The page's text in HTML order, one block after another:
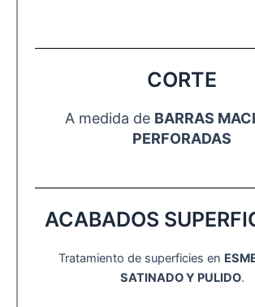
CORTE
A medida de BARRAS
PERFORADAS
ACABADOS
Tratamiento de superficies en
SATINADO Y PULIDO.